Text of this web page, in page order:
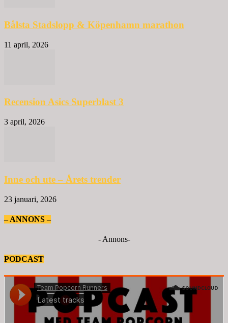
Bålsta Stadslopp & Köpenhamn marathon
11 april, 2026
Recension Asics Superblast 3
3 april, 2026
Inne och ute – Årets trender
23 januari, 2026
– ANNONS –
- Annons-
PODCAST